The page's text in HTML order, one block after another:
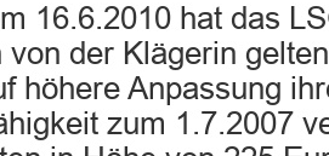
16.6.2010 hat das
von der Klägerin
höhere Anpassung
zum 1.7.2007